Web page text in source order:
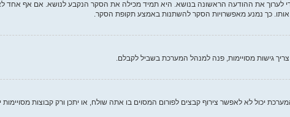
לערוך את ההודעה הראשונה בנושא. היא תמיד מכילה את הסקר הנקבע לנושא. אם אף אחד
כך נמנע מאפשרויות הסקר להשתנות באמצע תקופת הסקר.
גישות מסויימות, פנה למנהל המערכת בשביל לקבלם.
יכול לא לאפשר צירוף קבצים לפורום המסוים בו אתה שולח, או יתכן ורק קבוצות